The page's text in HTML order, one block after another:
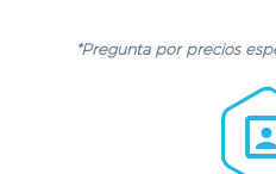
*Pregunta por precios